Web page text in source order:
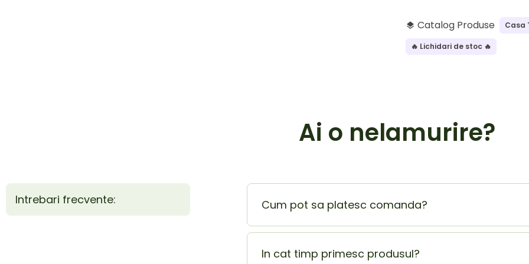
layers Catalog Produse Casa
🔥 Lichidari de stoc 🔥
Ai o nelamurire?
Intrebari frecvente: Cum pot sa platesc comanda?
Plata la livrare (ramburs) este cel mai sigur si mai usor
beneficiezi de o extra reducere de 5% din totalul comenzii.
In cat timp primesc produsul?